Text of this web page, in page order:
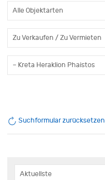
Suchformular zurücksetzen